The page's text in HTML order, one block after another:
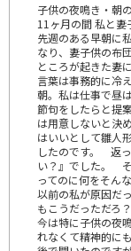
子供の夜鳴き・朝
11ヶ月の間 私と妻
先週のある早朝に
なり、妻子供の布
ところが起きた妻
言葉は事務的に冷
朝。私は仕事で昼
節句をしたらと提
は用意しないと決
はいいとして雛人
したのです。 返
い？』でした。
ってのに何をそん
以前の私が原因だ
もこうだっただろ
今は特に子供の夜
れなくて精神的に